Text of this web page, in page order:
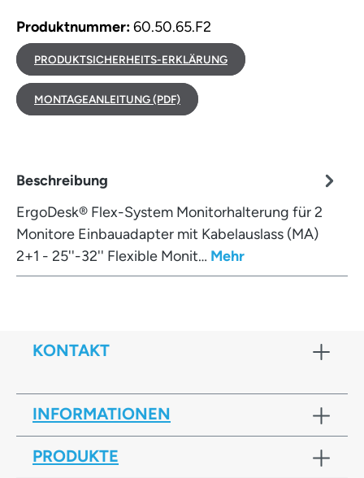
Produktnummer:60.50.65.F2
PRODUKTSICHERHEITS-ERKLÄRUNG
MONTAGEANLEITUNG (PDF)
Beschreibung
ErgoDesk® Flex-System Monitorhalterung für 2
Monitore Einbauadapter mit Kabelauslass (MA)
2+1 - 25''-32'' Flexible Monit… Mehr
KONTAKT
INFORMATIONEN
PRODUKTE